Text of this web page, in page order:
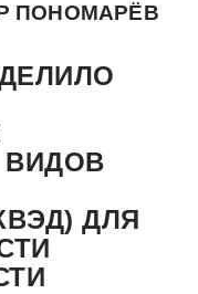
ПОНОМАРЁВ
ДЛЯ